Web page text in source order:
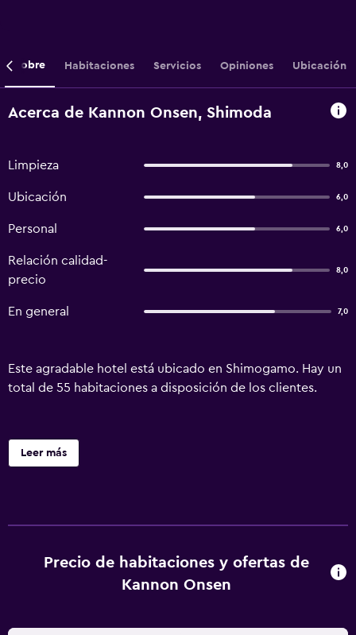
Sobre Habitaciones Servicios Opiniones Ubicación
Acerca de Kannon Onsen, Shimoda
Limpieza 8,0
Ubicación 6,0
Personal 6,0
Relación calidad-
precio
8,0
En general 7,0
Este agradable hotel está ubicado en Shimogamo. Hay un
total de 55 habitaciones a disposición de los clientes.
Leer más
Precio de habitaciones y ofertas de
Kannon Onsen